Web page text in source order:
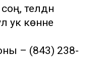
телдән
ук көнне
– (843) 238-